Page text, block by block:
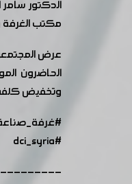
الدكتور
مكتب الغرفة
الحاضرون
وتخفيض كلفة
#dci_syria